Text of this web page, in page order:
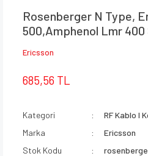
Rosenberger N Type,
500,Amphenol Lmr 400
Ericsson
685,56 TL
Kategori
RF Kablo I
Marka
Ericsson
Stok Kodu